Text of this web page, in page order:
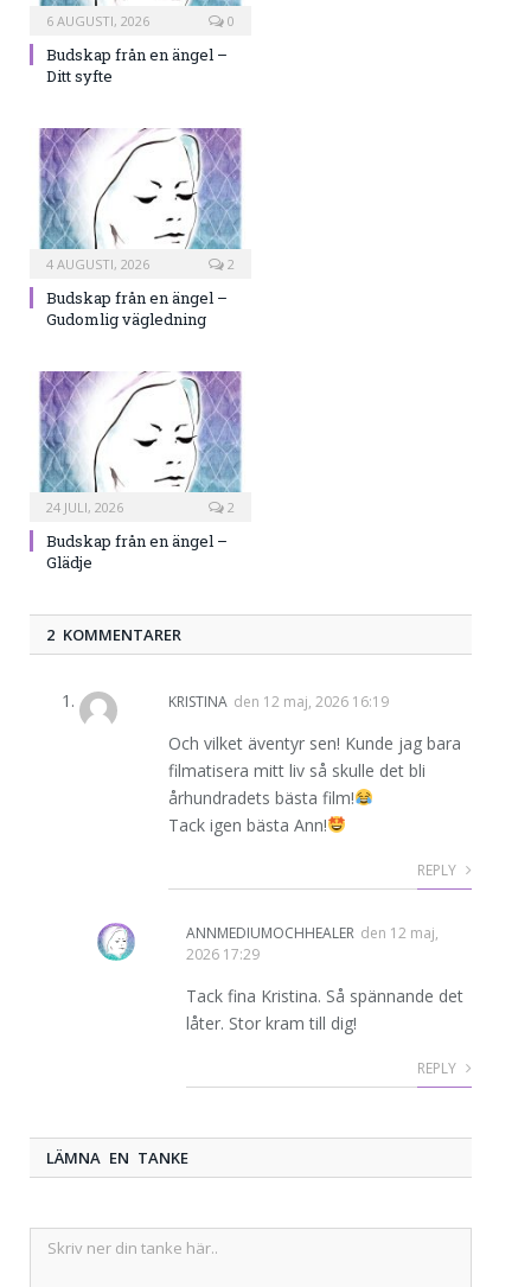
6 AUGUSTI, 2026 0
Budskap från en ängel –
Ditt syfte
4 AUGUSTI, 2026 2
Budskap från en ängel –
Gudomlig vägledning
24 JULI, 2026 2
Budskap från en ängel –
Glädje
2 KOMMENTARER
KRISTINA den 12 maj, 2026 16:19
Och vilket äventyr sen! Kunde jag bara
filmatisera mitt liv så skulle det bli
århundradets bästa film!
Tack igen bästa Ann!
REPLY
ANNMEDIUMOCHHEALER den 12 maj,
2026 17:29
Tack fina Kristina. Så spännande det
låter. Stor kram till dig!
REPLY
LÄMNA EN TANKE